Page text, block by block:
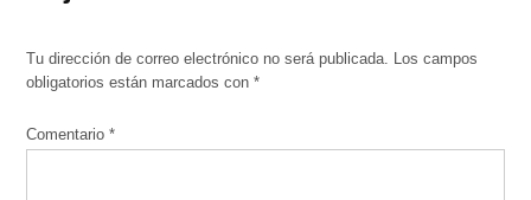
Tu dirección de correo electrónico no será publicada. Los campos
obligatorios están marcados con*
Comentario*